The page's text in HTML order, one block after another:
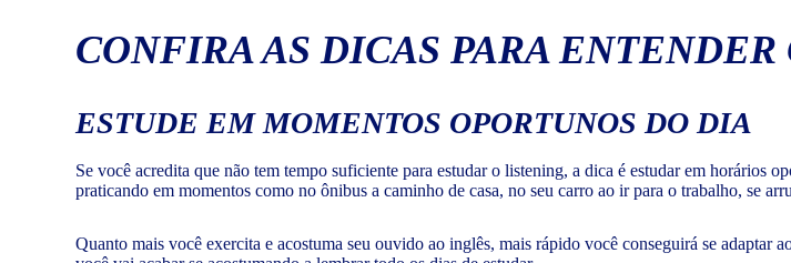
CONFIRA AS DICAS PARA
ESTUDE EM MOMENTOS OPORTUNOS DO DIA
Se você acredita que não tem tempo suficiente para estudar o listening, a dica é estudar em horários
praticando em momentos como no ônibus a caminho de casa, no seu carro ao ir para o trabalho, se
Quanto mais você exercita e acostuma seu ouvido ao inglês, mais rápido você conseguirá se adaptar